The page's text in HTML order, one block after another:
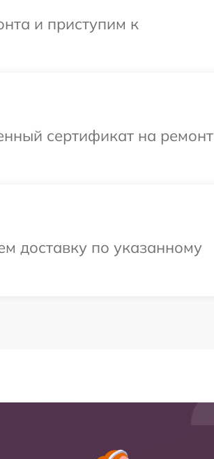
и приступим к
сертификат на ремонт
доставку по указанному